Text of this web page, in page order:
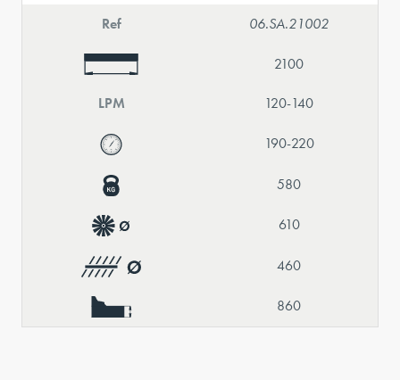
Ref 06.SA.21002
2100
LPM 120-140
190-220
580
610
460
860